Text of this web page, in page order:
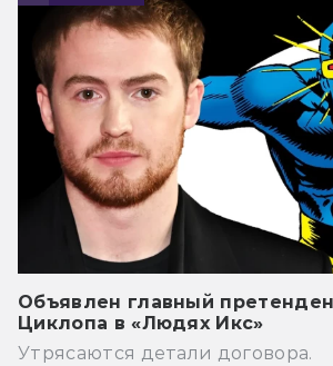
Объявлен главный
Циклопа в «Людях Икс»
Утрясаются детали договора.